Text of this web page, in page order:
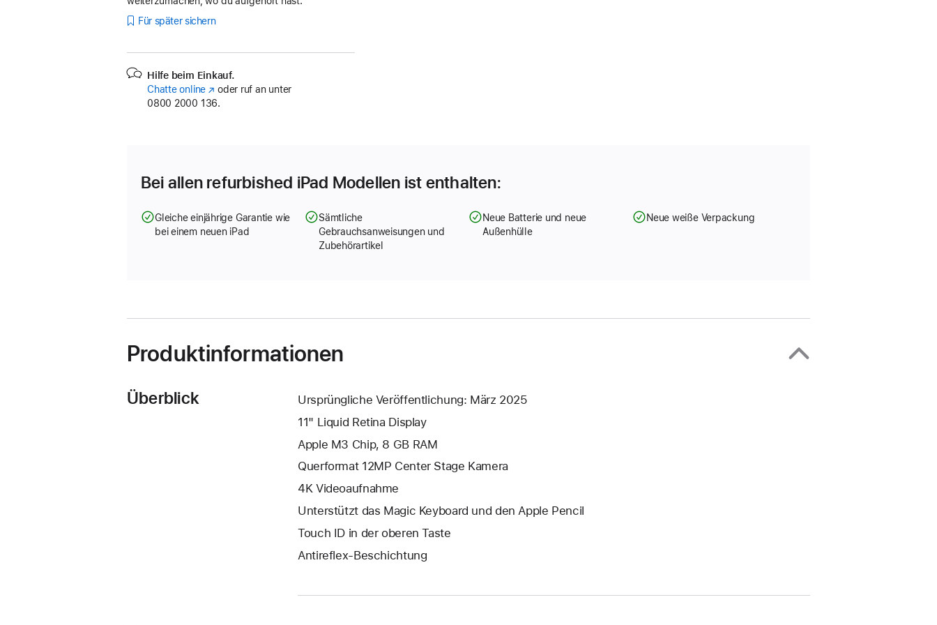
Für später sichern
Hilfe beim Einkauf.
Chatte online (Öffnet
ein
oder ruf an unter
0800 2000 136.
Bei allen refurbished iPad Modellen ist enthalten:
Gleiche einjährige Garantie wie
bei einem neuen iPad
Sämtliche
Gebrauchsanweisungen und
Zubehörartikel
Neue Batterie und neue
Außenhülle
Neue weiße Verpackung
Produktinformationen
Überblick
Ursprüngliche Veröffentlichung: März 2025
11" Liquid Retina Display
Apple M3 Chip, 8 GB RAM
Querformat 12MP Center Stage Kamera
4K Video­aufnahme
Unterstützt das Magic Keyboard und den Apple Pencil
Touch ID in der oberen Taste
Antireflex-Beschichtung